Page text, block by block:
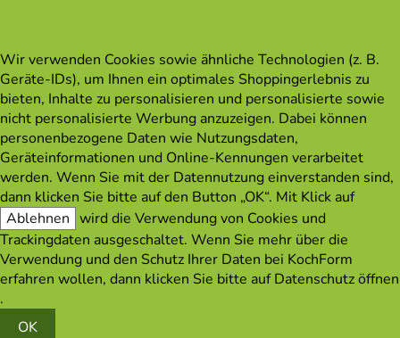
Wir verwenden Cookies sowie ähnliche Technologien (z. B.
Geräte-IDs), um Ihnen ein optimales Shoppingerlebnis zu
bieten, Inhalte zu personalisieren und personalisierte sowie
nicht personalisierte Werbung anzuzeigen. Dabei können
personenbezogene Daten wie Nutzungsdaten,
Geräteinformationen und Online-Kennungen verarbeitet
werden. Wenn Sie mit der Datennutzung einverstanden sind,
dann klicken Sie bitte auf den Button „OK“. Mit Klick auf
Ablehnen wird die Verwendung von Cookies und
Trackingdaten ausgeschaltet. Wenn Sie mehr über die
Verwendung und den Schutz Ihrer Daten bei KochForm
erfahren wollen, dann klicken Sie bitte aufDatenschutz öffnen
.
OK